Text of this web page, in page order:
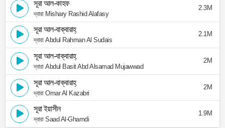
সূরা আল-কাহফ
দ্বারা Mishary Rashid Alafasy
2.3M
সূরা আল-বাক্বারাহ্
দ্বারা Abdul Rahman Al Sudais
2.1M
সূরা আল-বাক্বারাহ্
দ্বারা Abdul Basit Abd Alsamad Mujawwad
2M
সূরা আল-বাক্বারাহ্
দ্বারা Omar Al Kazabri
2M
সূরা ইয়াসীন
দ্বারা Saad Al-Ghamdi
1.9M